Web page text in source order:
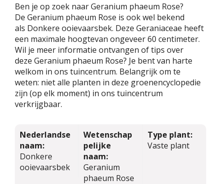
Ben je op zoek naar Geranium phaeum Rose?
De Geranium phaeum Rose is ook wel bekend
als Donkere ooievaarsbek. Deze Geraniaceae heeft
een maximale hoogtevan ongeveer 60 centimeter.
Wil je meer informatie ontvangen of tips over
deze Geranium phaeum Rose? Je bent van harte
welkom in ons tuincentrum. Belangrijk om te
weten: niet alle planten in deze groenencyclopedie
zijn (op elk moment) in ons tuincentrum
verkrijgbaar.
Nederlandse
naam:
Donkere
ooievaarsbek
Wetenschap
pelijke
naam:
Geranium
phaeum Rose
Type plant:
Vaste plant